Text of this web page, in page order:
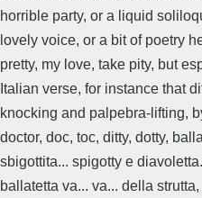
horrible party, or a liquid
lovely voice, or a bit of poetry
pretty, my love, take pity, but
Italian verse, for instance that
knocking and palpebra-lifting,
doctor, doc, toc, ditty, dotty,
sbigottita... spigotty e
ballatetta va... va... della